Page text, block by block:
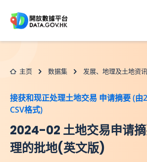
主页 数据集 发展、地理及土地资讯
接获和现正处理土地交易 申请摘要 (由
CSV格式)
2024-02 土地交易申请
理的批地(英文版)